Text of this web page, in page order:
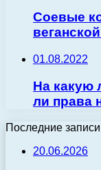
Соевые
01.08.2022
На какую
ли права
Последние записи
20.06.2026